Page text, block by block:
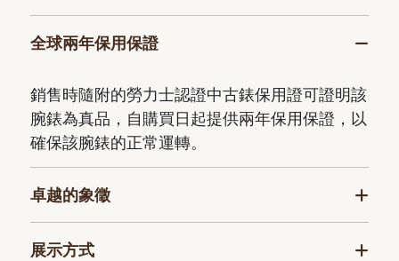
全球兩年保用保證
銷售時隨附的勞力士認證中古錶保用證可證明該
腕錶為真品，自購買日起提供兩年保用保證，以
確保該腕錶的正常運轉。
卓越的象徵
展示方式